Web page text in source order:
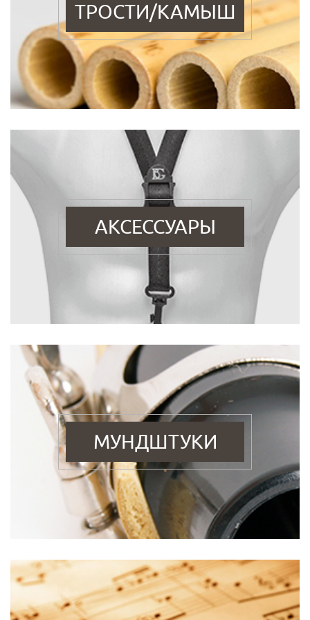
ТРОСТИ/КАМЫШ
АКСЕССУАРЫ
МУНДШТУКИ